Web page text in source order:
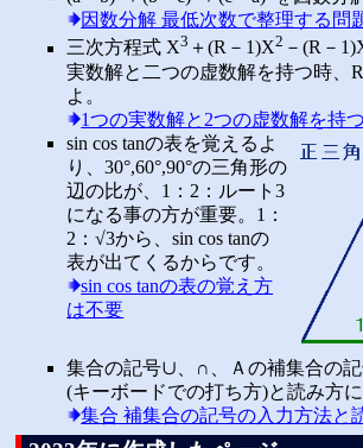
因数分解 最低次数で整理する問
三次方程式 X3 ＋(R－1)X2 －(R－
実数解と二つの虚数解を持つ時、
よ。
1つの実数解と2つの虚数解を持
sin cos tanの表を覚えるよ
り、30°,60°,90°の三角形の
辺の比が、1：2：ルート3
になる事の方が重要。1：
2：√3から、sin cos tanの
表が出てくるからです。
sin cos tanの表の覚え方
は不要
集合の記号∪、∩、Ａの補集合の
(キーボードでの打ち方)と読み方に
集合 補集合の記号の入力方法と